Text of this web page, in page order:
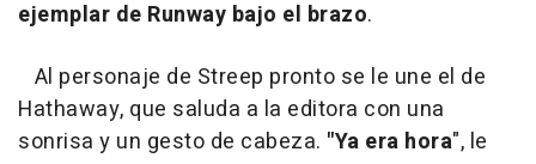
ejemplar de Runway bajo el brazo.
Al personaje de Streep pronto se le une el de
Hathaway, que saluda a la editora con una
sonrisa y un gesto de cabeza. "Ya era hora", le